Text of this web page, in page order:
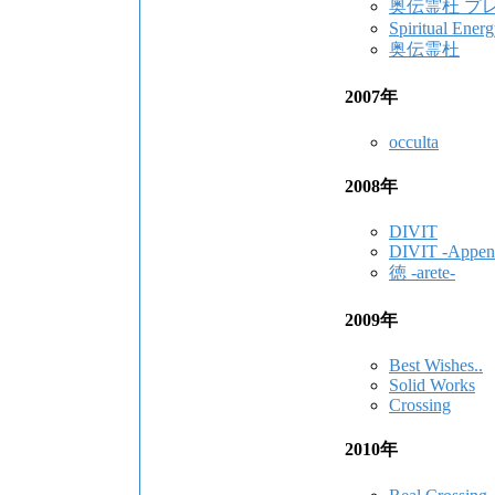
奥伝霊杜 プ
Spiritual
奥伝霊杜
2007年
occulta
2008年
DIVIT
DIVIT -
徳 -arete-
2009年
Best Wishes..
Solid Works
Crossing
2010年